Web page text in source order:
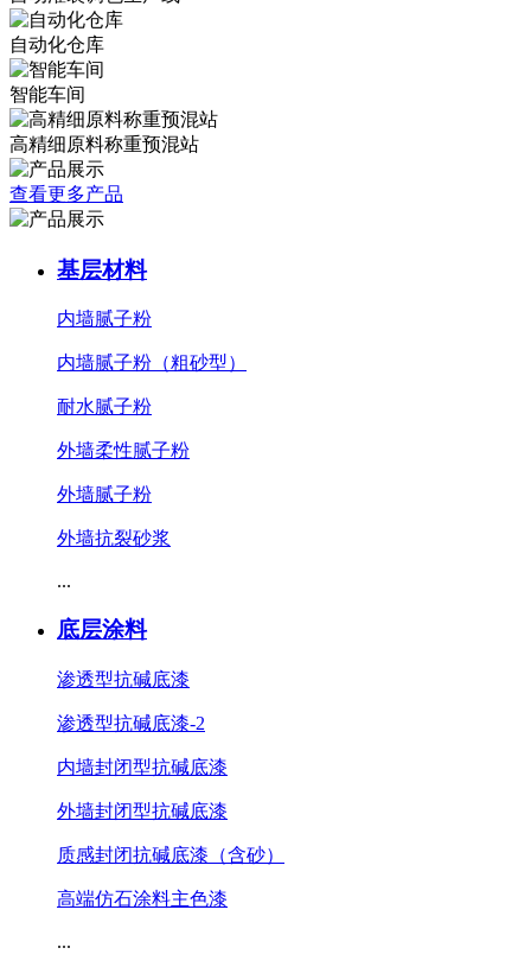
自动化仓库
智能车间
高精细原料称重预混站
查看更多产品
基层材料
内墙腻子粉
内墙腻子粉（粗砂型）
耐水腻子粉
外墙柔性腻子粉
外墙腻子粉
外墙抗裂砂浆
...
底层涂料
渗透型抗碱底漆
渗透型抗碱底漆-2
内墙封闭型抗碱底漆
外墙封闭型抗碱底漆
质感封闭抗碱底漆（含砂）
高端仿石涂料主色漆
...